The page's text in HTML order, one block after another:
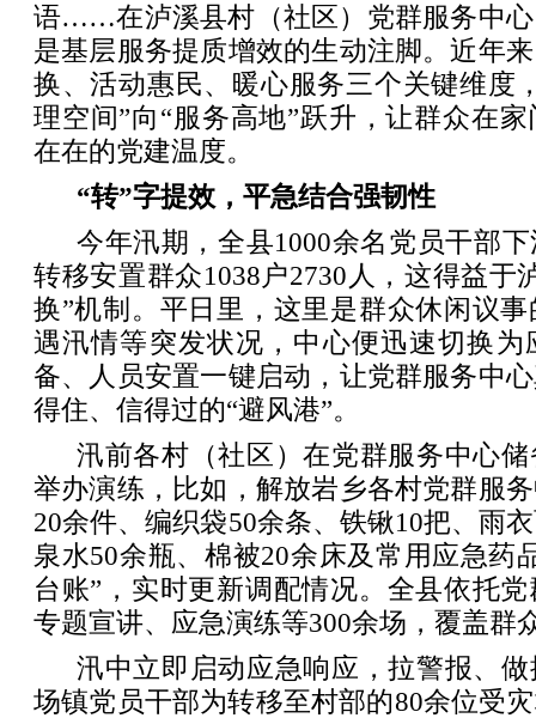
语……在泸溪县村（社区）党群服务中
是基层服务提质增效的生动注脚。近年
换、活动惠民、暖心服务三个关键维度
理空间”向“服务高地”跃升，让群众在
在在的党建温度。
“转”字提效，平急结合强韧性
今年汛期，全县1000余名党员干部
转移安置群众1038户2730人，这得益于
换”机制。平日里，这里是群众休闲议
遇汛情等突发状况，中心便迅速切换为
备、人员安置一键启动，让党群服务中
得住、信得过的“避风港”。
汛前各村（社区）在党群服务中心
举办演练，比如，解放岩乡各村党群服
20余件、编织袋50余条、铁锹10把、雨
泉水50余瓶、棉被20余床及常用应急药
台账”，实时更新调配情况。全县依托
专题宣讲、应急演练等300余场，覆盖群
汛中立即启动应急响应，拉警报、
场镇党员干部为转移至村部的80余位受